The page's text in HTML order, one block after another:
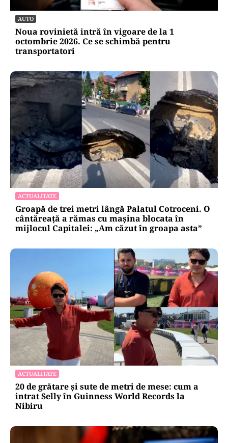
AUTO
Noua rovinietă intră în vigoare de la 1
octombrie 2026. Ce se schimbă pentru
transportatori
ACTUALITATE
Groapă de trei metri lângă Palatul Cotroceni. O
cântăreață a rămas cu mașina blocata în
mijlocul Capitalei: „Am căzut în groapa asta”
ACTUALITATE
20 de grătare și sute de metri de mese: cum a
intrat Selly în Guinness World Records la
Nibiru